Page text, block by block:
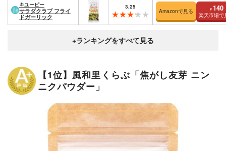
キユーピー
サラダクラブ フライ
ドガーリック
3.25
Amazonで見る ¥ 140
楽天市場で
【1位】風和里くらぶ「焦がし友芽 ニン
ニクパウダー」